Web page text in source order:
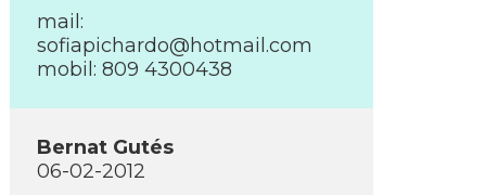
mail:
sofiapichardo@hotmail.com
mobil: 809 4300438
Bernat Gutés
06-02-2012